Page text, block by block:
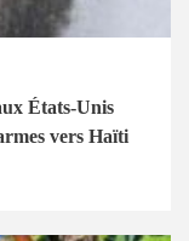
États-Unis
vers Haïti